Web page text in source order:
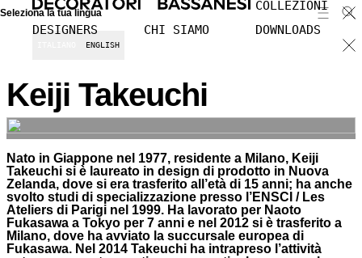
Seleziona la tua lingua
ENGLISH
COLLEZIONI
DESIGNERS
CHI SIAMO DOWNLOADS
Keiji Takeuchi
Nato in Giappone nel 1977, residente a Milano, Keiji
Takeuchi si è laureato in design di prodotto in Nuova
Zelanda, dove si era trasferito all’età di 15 anni; ha anche
svolto studi di specializzazione presso l’ENSCI / Les
Ateliers di Parigi nel 1999. Ha lavorato per Naoto
Fukasawa a Tokyo per 7 anni e nel 2012 si è trasferito a
Milano, dove ha avviato la succursale europea di
Fukasawa. Nel 2014 Takeuchi ha intrapreso l’attività